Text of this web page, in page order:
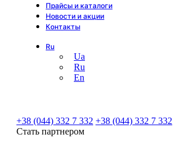
Прайсы и каталоги
Новости и акции
Контакты
Ru
Ua
Ru
En
+38 (044) 332 7 332 +38 (044) 332 7 332
Стать партнером